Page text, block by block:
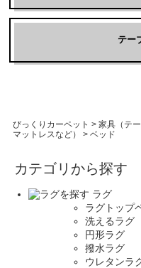
テー
びっくりカーペット > 家具（テ
マットレスなど）
> ベッド
カテゴリから探す
ラグ
ラグトップ
洗えるラグ
円形ラグ
撥水ラグ
ウレタンラ